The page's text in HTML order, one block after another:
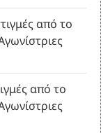
από το
από το